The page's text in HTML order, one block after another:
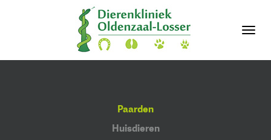
Paarden
Huisdieren